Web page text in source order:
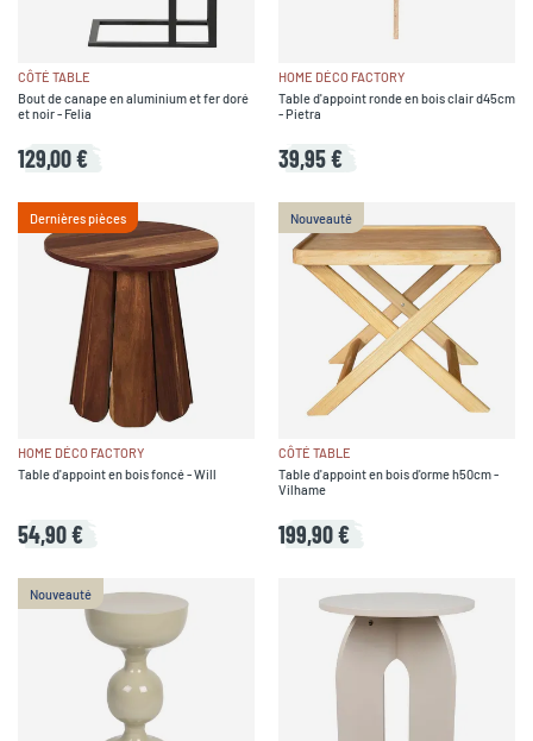
CÔTÉ TABLE
Bout de canape en aluminium et fer doré
et noir - Felia
129,00 €
HOME DÉCO FACTORY
Table d'appoint ronde en bois clair d45cm
- Pietra
39,95 €
Dernières pièces
HOME DÉCO FACTORY
Table d'appoint en bois foncé - Will
54,90 €
Nouveauté
CÔTÉ TABLE
Table d'appoint en bois d'orme h50cm -
Vilhame
199,90 €
Nouveauté